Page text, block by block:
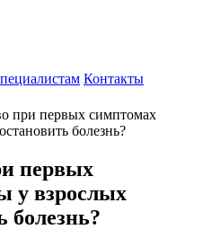
Контакты
при первых симптомах
болезнь?
первых
у взрослых
болезнь?